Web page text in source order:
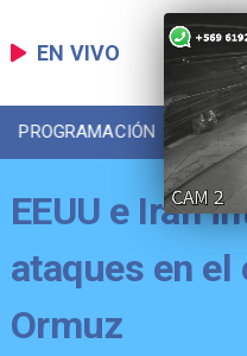
EN VIVO
PROGRAMACIÓN
EEUU e Irán
ataques en el
Ormuz